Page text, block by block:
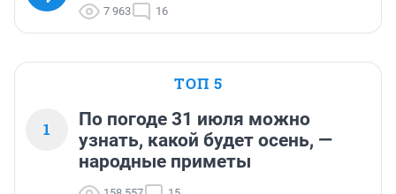
7 963 16
ТОП 5
1
По погоде 31 июля можно
узнать, какой будет осень, —
народные приметы